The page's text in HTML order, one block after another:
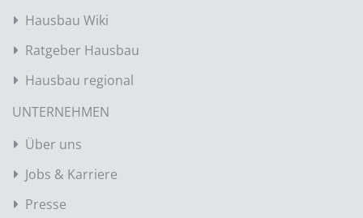
Hausbau Wiki
Ratgeber Hausbau
Hausbau regional
UNTERNEHMEN
Über uns
Jobs & Karriere
Presse